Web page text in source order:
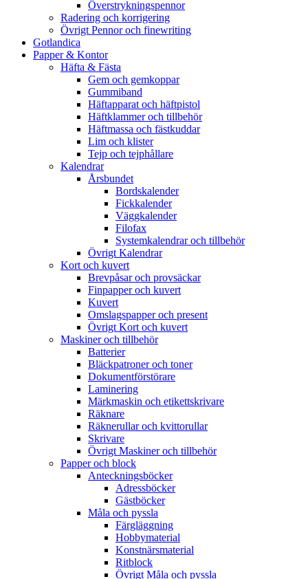
Överstrykningspennor
Radering och korrigering
Övrigt Pennor och finewriting
Gotlandica
Papper & Kontor
Häfta & Fästa
Gem och gemkoppar
Gummiband
Häftapparat och häftpistol
Häftklammer och tillbehör
Häftmassa och fästkuddar
Lim och klister
Tejp och tejphållare
Kalendrar
Årsbundet
Bordskalender
Fickkalender
Väggkalender
Filofax
Systemkalendrar och tillbehör
Övrigt Kalendrar
Kort och kuvert
Brevpåsar och provsäckar
Finpapper och kuvert
Kuvert
Omslagspapper och present
Övrigt Kort och kuvert
Maskiner och tillbehör
Batterier
Bläckpatroner och toner
Dokumentförstörare
Laminering
Märkmaskin och etikettskrivare
Räknare
Räknerullar och kvittorullar
Skrivare
Övrigt Maskiner och tillbehör
Papper och block
Anteckningsböcker
Adressböcker
Gästböcker
Måla och pyssla
Färgläggning
Hobbymaterial
Konstnärsmaterial
Ritblock
Övrigt Måla och pyssla